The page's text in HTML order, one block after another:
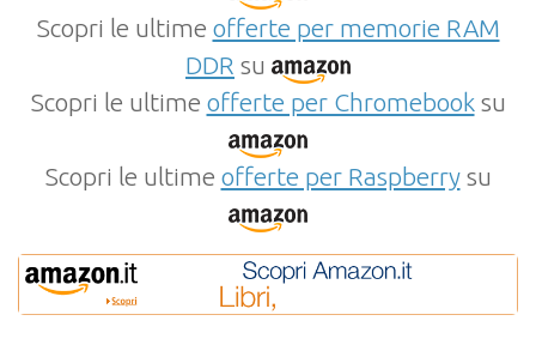
Scopri le ultime offerte per memorie RAM
DDR su
Scopri le ultime offerte per Chromebooksu
Scopri le ultime offerte per Raspberrysu